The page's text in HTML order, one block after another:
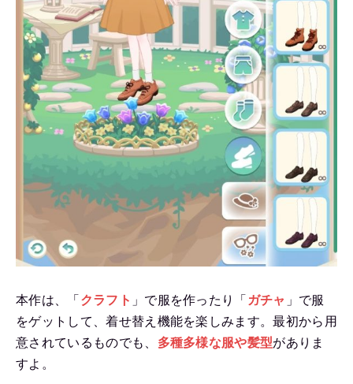
本作は、「 クラフト 」で服を作ったり「 ガチャ 」で服
をゲットして、着せ替え機能を楽しみます。最初から用
意されているものでも、 多種多様な服や髪型がありま
すよ。